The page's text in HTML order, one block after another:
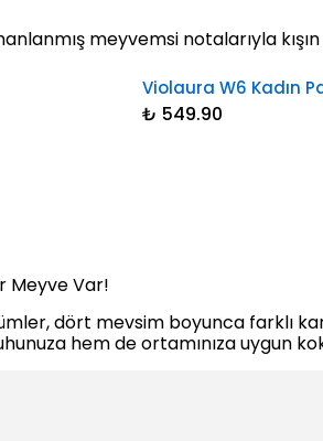
meyvemsi notalarıyla
Violaura W6 Kadın
₺ 549.90
Meyve Var!
dört mevsim boyunca farklı
hem de ortamınıza uygun